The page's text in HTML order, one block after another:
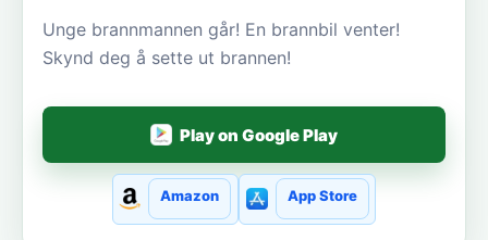
Unge brannmannen går! En brannbil venter!
Skynd deg å sette ut brannen!
Play on Google Play
Amazon App Store